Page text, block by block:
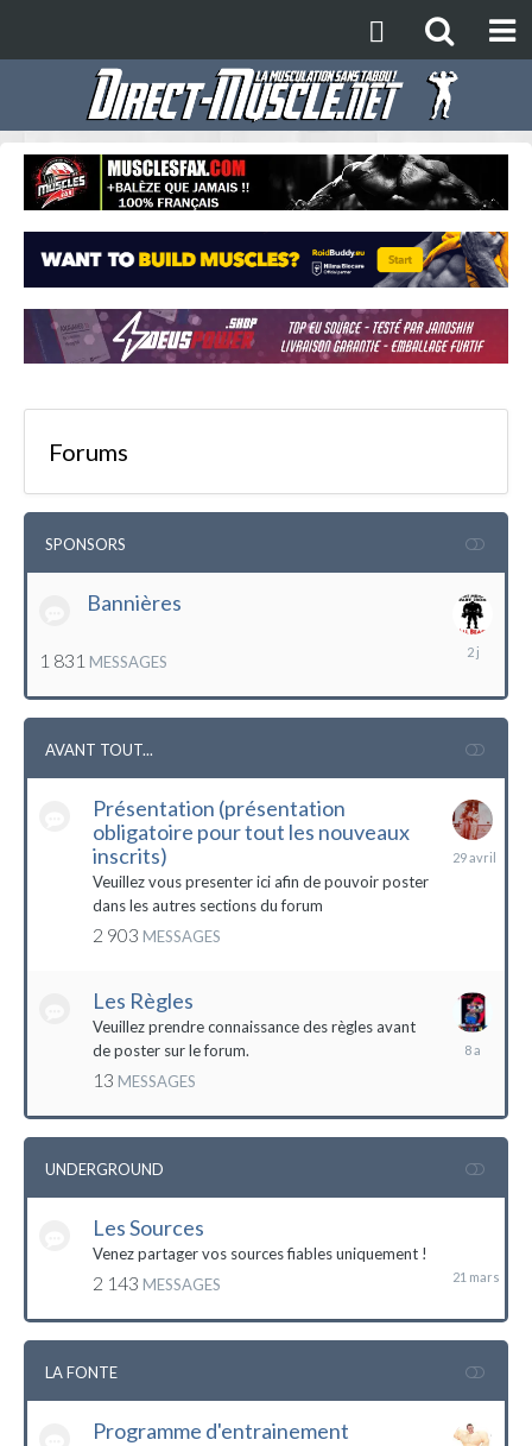
Forums
SPONSORS
Bannières
1 831 MESSAGES
lundi
AVANT TOUT...
Présentation (présentation
obligatoire pour tout les nouveaux
inscrits)
Veuillez vous presenter ici afin de pouvoir poster
dans les autres sections du forum
2 903 MESSAGES
29
Les Règles
Veuillez prendre connaissance des règles avant
de poster sur le forum.
13 MESSAGES
UNDERGROUND
Les Sources
Venez partager vos sources fiables uniquement !
2 143 MESSAGES
LA FONTE
Programme d'entrainement